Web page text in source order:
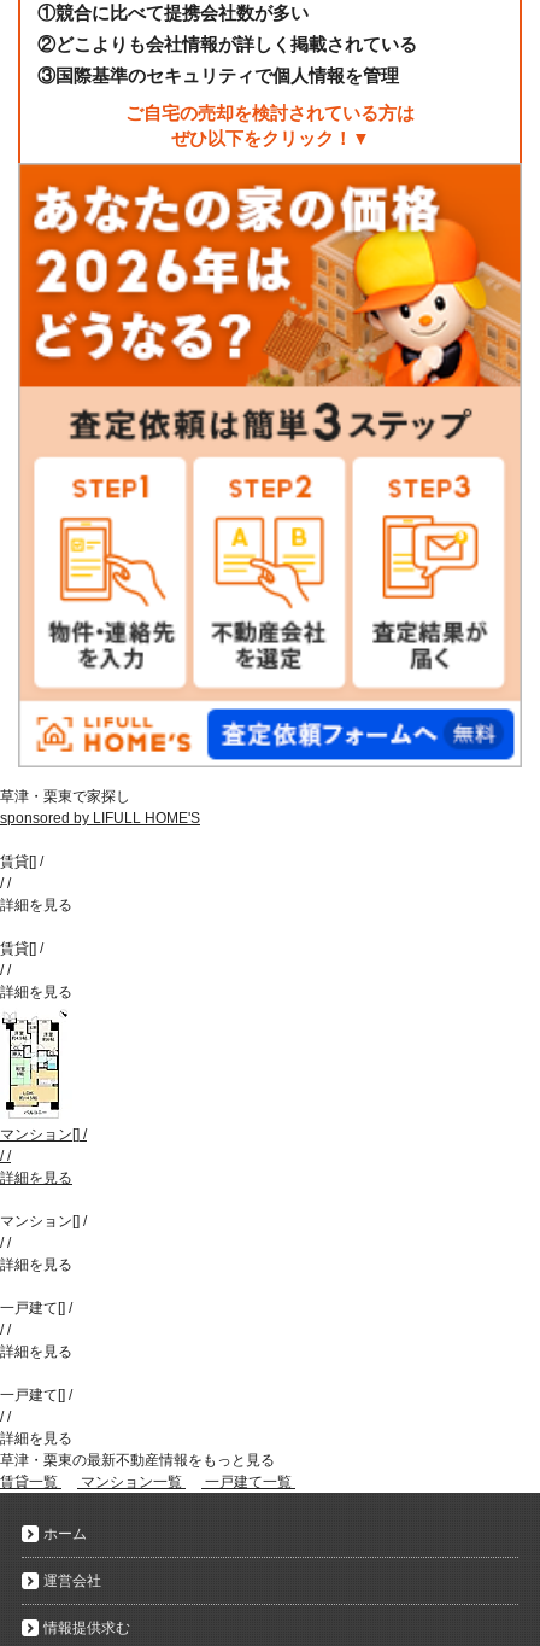
①競合に比べて提携会社数が多い
②どこよりも会社情報が詳しく掲載されている
③国際基準のセキュリティで個人情報を管理
ご自宅の売却を検討されている方は
ぜひ以下をクリック！▼
草津・栗東で家探し
sponsored by LIFULL HOME'S
賃貸[] /
//
詳細を見る
賃貸[] /
//
詳細を見る
マンション [] /
//
詳細を見る
マンション [] /
//
詳細を見る
一戸建て [] /
//
詳細を見る
一戸建て [] /
//
詳細を見る
草津・栗東の最新不動産情報をもっと見る
賃貸一覧
マンション一覧 一戸建て一覧
ホーム
運営会社
情報提供求む